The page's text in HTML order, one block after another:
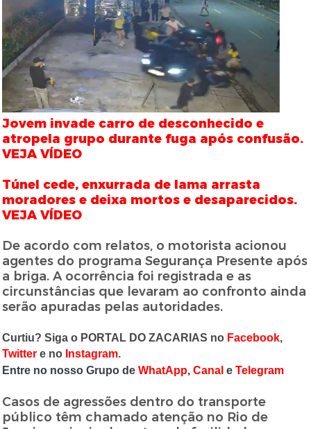
Jovem invade carro de desconhecido e
atropela grupo durante fuga após confusão.
VEJA VÍDEO
Túnel cede, enxurrada de lama arrasta
moradores e deixa mortos e desaparecidos.
VEJA VÍDEO
De acordo com relatos, o motorista acionou
agentes do programa Segurança Presente após
a briga. A ocorrência foi registrada e as
circunstâncias que levaram ao confronto ainda
serão apuradas pelas autoridades.
Curtiu? Siga o PORTAL DO ZACARIAS no Facebook,
Twitter e no Instagram.
Entre no nosso Grupo deWhatApp,Canal eTelegram
Casos de agressões dentro do transporte
público têm chamado atenção no Rio de